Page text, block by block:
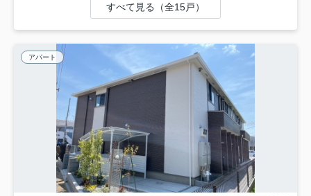
すべて見る（全15戸）
アパート